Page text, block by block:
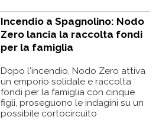
Incendio a Spagnolino: Nodo
Zero lancia la raccolta fondi
per la famiglia
Dopo l'incendio, Nodo Zero attiva
un emporio solidale e raccolta
fondi per la famiglia con cinque
figli, proseguono le indagini su un
possibile cortocircuito